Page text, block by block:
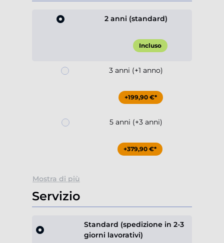
2 anni (standard)
Incluso
3 anni (+1 anno)
+199,90 €*
5 anni (+3 anni)
+379,90 €*
Mostra di più
Servizio
Standard (spedizione in 2-3
giorni lavorativi)